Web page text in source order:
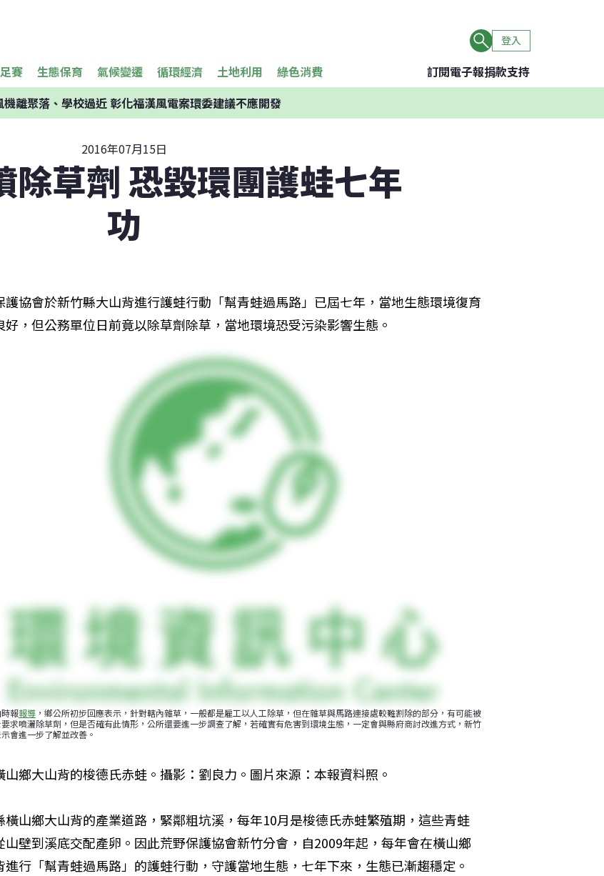
登入
賽 生態保育 氣候變遷 循環經濟 土地利用 綠色消費 訂閱電子報捐款支持
機離聚落、學校過近 彰化福漢風電案環委建議不應開發
2016年07月15日
除草劑 恐毀環團護蛙七年
功
護協會於新竹縣大山背進行護蛙行動「幫青蛙過馬路」已屆七年，當地生態環境復育
好，但公務單位日前竟以除草劑除草，當地環境恐受污染影響生態。
報報導 ，鄉公所初步回應表示，針對轄內雜草，一般都是雇工以人工除草，但在雜草與馬路連接處較難割除的部分，有可能被
求噴灑除草劑，但是否確有此情形，公所還要進一步調查了解，若確實有危害到環境生態，一定會與縣府商討改進方式，新竹
會進一步了解並改善。
山鄉大山背的梭德氏赤蛙。攝影：劉良力。圖片來源：本報資料照。
橫山鄉大山背的產業道路，緊鄰粗坑溪，每年10月是梭德氏赤蛙繁殖期，這些青蛙
山壁到溪底交配產卵。因此荒野保護協會新竹分會，自2009年起，每年會在橫山鄉
進行「幫青蛙過馬路」的護蛙行動，守護當地生態，七年下來，生態已漸趨穩定。